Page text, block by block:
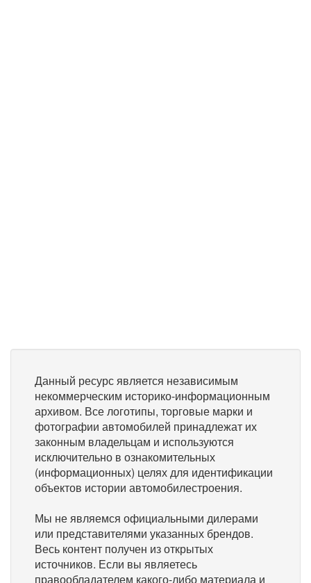
Данный ресурс является независимым
некоммерческим историко-информационным
архивом. Все логотипы, торговые марки и
фотографии автомобилей принадлежат их
законным владельцам и используются
исключительно в ознакомительных
(информационных) целях для идентификации
объектов истории автомобилестроения.
Мы не являемся официальными дилерами
или представителями указанных брендов.
Весь контент получен из открытых
источников. Если вы являетесь
правообладателем какого-либо материала и